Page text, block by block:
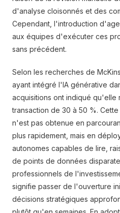
d'analyse cloisonnés et des
Cependant, l'introduction
aux équipes d'exécuter ces
sans précédent.
Selon les recherches de
ayant intégré l'IA générative
acquisitions ont indiqué qu'elle
transaction de 30 à 50 %.
n'est pas obtenue en
plus rapidement, mais en
autonomes capables de lire,
de points de données
professionnels de
signifie passer de l'ouverture
décisions stratégiques